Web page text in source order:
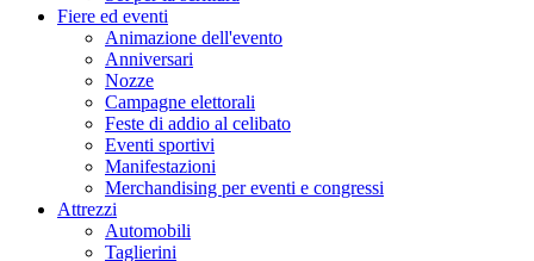
Fiere ed eventi
Animazione dell'evento
Anniversari
Nozze
Campagne elettorali
Feste di addio al celibato
Eventi sportivi
Manifestazioni
Merchandising per eventi e congressi
Attrezzi
Automobili
Taglierini